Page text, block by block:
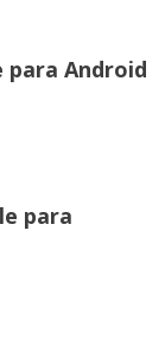
para Android
para